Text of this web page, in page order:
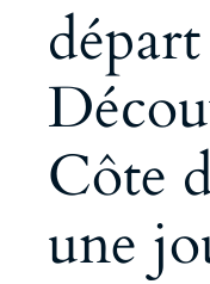
Côte
une